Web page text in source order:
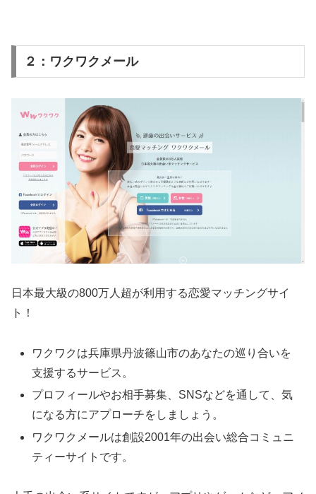
２：ワクワクメール
日本最大級の800万人超が利用する恋愛マッチングサイ
ト！
ワクワクは兵庫県丹波篠山市のあなたの巡り合いを
支援するサービス。
プロフィールやお相手募集、SNSなどを通して、気
になる方にアプローチをしましょう。
ワクワクメールは創設2001年の出会い総合コミュニ
ティーサイトです。